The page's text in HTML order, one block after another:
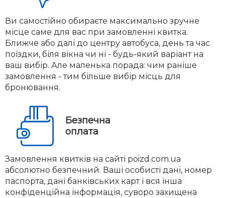
Ви самостійно обираєте максимально зручне
місце саме для вас при замовленні квитка.
Ближче або далі до центру автобуса, день та час
поїздки, біля вікна чи ні - будь-який варіант на
ваш вибір. Але маленька порада: чим раніше
замовлення - тим більше вибір місць для
бронювання.
Безпечна
оплата
Замовлення квитків на сайті poizd.com.ua
абсолютно безпечний. Ваші особисті дані, номер
паспорта, дані банківських карт і вся інша
конфіденційна інформація, суворо захищена